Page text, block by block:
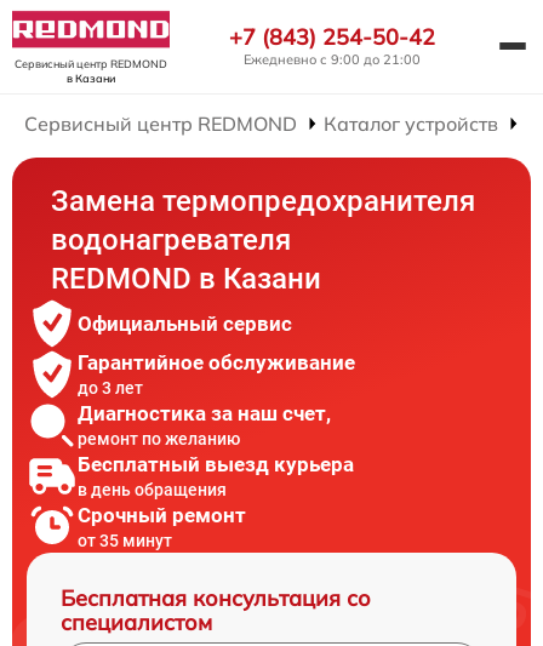
Сервисный центр REDMOND
в Казани
+7 (843) 254-50-42
Ежедневно с 9:00 до 21:00
Сервисный центр REDMOND Каталог устройств
Замена термопредохранителя
водонагревателя
REDMOND в Казани
Официальный сервис
Гарантийное обслуживание
до 3 лет
Диагностика за наш счет,
ремонт по желанию
Бесплатный выезд курьера
в день обращения
Срочный ремонт
от 35 минут
Бесплатная консультация со
специалистом